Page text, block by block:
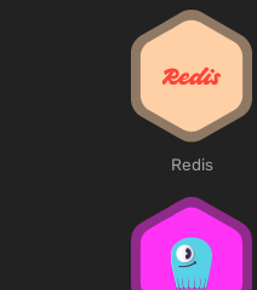
Redis